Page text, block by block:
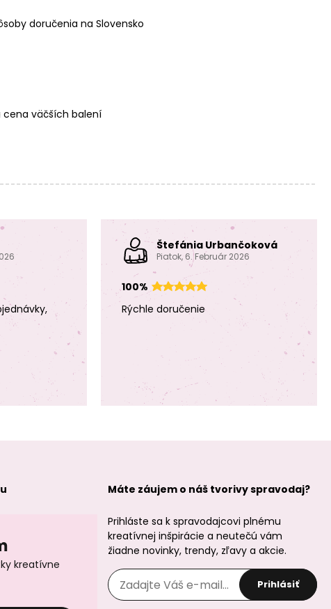
Brúsené koráliky
3mm Pearl
Brúsené koráliky
3mm Halo
Madder Rose
Brúsené koráliky
3mm Siam Ruby
Brúsené koráliky
3mm Siam Ruby
Brúsené koráliky
3mm Blue Iris
Siam Ruby
Brúsené koráliky
3mm Opaque Red
doručenia na Slovensko
cena väčších balení
Štefánia Urbančoková
Piatok, 6. Február 2026
100%
Rýchle doručenie
kreatívne
Máte záujem o náš tvorivy spravodaj?
Prihláste sa k spravodajcovi plnému
kreatívnej inšpirácie a neutečú vám
žiadne novinky, trendy, zľavy a akcie.
Prihlásiť